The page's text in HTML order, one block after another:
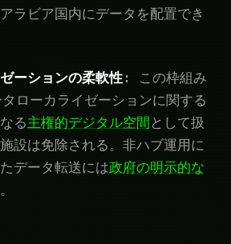
ラビア国内にデータを配置でき
ーションの柔軟性 : この枠組み
ローカライゼーションに関する
る主権的デジタル空間 として扱
設は免除される。非ハブ運用に
データ転送には政府の明示的な